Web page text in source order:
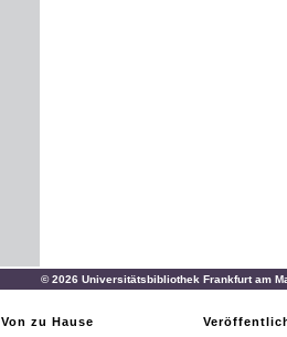
© 2026 Universitätsbibliothek Frankfurt am
Von zu Hause